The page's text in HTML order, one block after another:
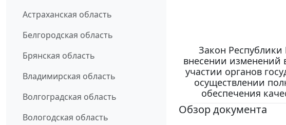
Астраханская область
Белгородская область
Брянская область
Владимирская область
Волгоградская область
Вологодская область
Закон
внесении изменений
участии органов
осуществлении
обеспечения
Обзор документа